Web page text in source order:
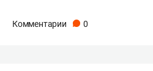
Комментарии 0